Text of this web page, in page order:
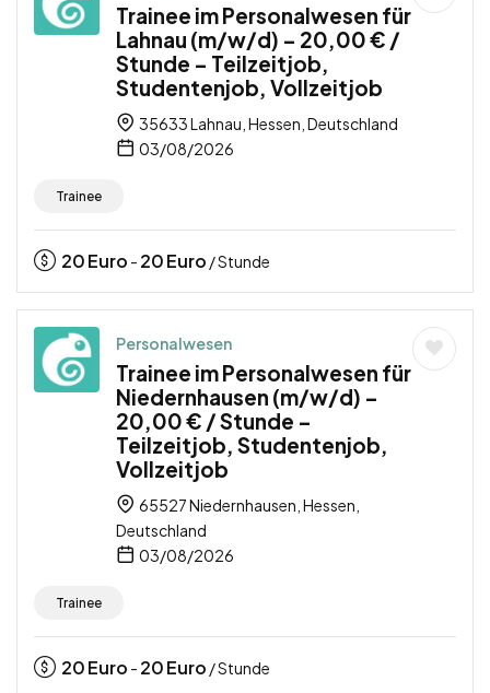
Trainee im Personalwesen für
Lahnau (m/w/d) – 20,00 € /
Stunde – Teilzeitjob,
Studentenjob, Vollzeitjob
35633 Lahnau, Hessen, Deutschland
03/08/2026
Trainee
20Euro - 20Euro / Stunde
Personalwesen
Trainee im Personalwesen für
Niedernhausen (m/w/d) –
20,00 € / Stunde –
Teilzeitjob, Studentenjob,
Vollzeitjob
65527 Niedernhausen, Hessen,
Deutschland
03/08/2026
Trainee
20Euro - 20Euro / Stunde